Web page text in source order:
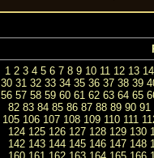
1 2 3 4 5 6 7 8 9 10 11 12 13 14
30 31 32 33 34 35 36 37 38 39
56 57 58 59 60 61 62 63 64 65
82 83 84 85 86 87 88 89 90 91
105 106 107 108 109 110 111
124 125 126 127 128 129 130
142 143 144 145 146 147 148